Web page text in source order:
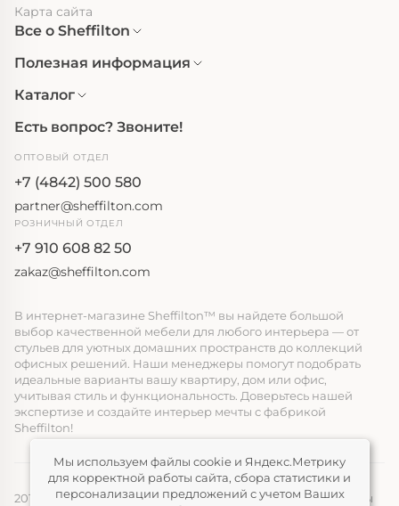
Карта сайта
Все о Sheffilton
Полезная информация
Каталог
Есть вопрос? Звоните!
ОПТОВЫЙ ОТДЕЛ
+7 (4842) 500 580
partner@sheffilton.com
РОЗНИЧНЫЙ ОТДЕЛ
+7 910 608 82 50
zakaz@sheffilton.com
В интернет-магазине Sheffilton™ вы найдете большой
выбор качественной мебели для любого интерьера — от
стульев для уютных домашних пространств до коллекций
офисных решений. Наши менеджеры помогут подобрать
идеальные варианты вашу квартиру, дом или офис,
учитывая стиль и функциональность. Доверьтесь нашей
экспертизе и создайте интерьер мечты с фабрикой
Sheffilton!
2014-2026, ООО «ЭЛМАТ», Sheffilton™ Все права защищены
Мы используем файлы cookie и Яндекс.Метрику
для корректной работы сайта, сбора статистики и
персонализации предложений с учетом Ваших